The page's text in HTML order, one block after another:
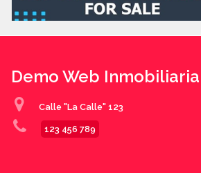
Demo Web Inmobiliaria
Calle "La Calle" 123
123 456 789